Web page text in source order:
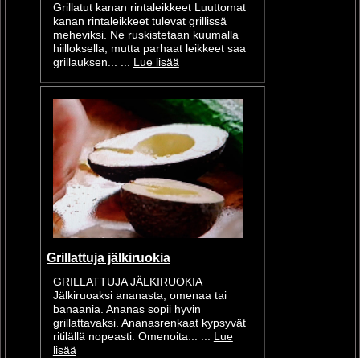
Grillatut kanan rintaleikkeet Luuttomat
kanan rintaleikkeet tulevat grillissä
meheviksi. Ne ruskistetaan kuumalla
hiilloksella, mutta parhaat leikkeet saa
grillauksen... ...
Lue lisää
Grillattuja jälkiruokia
GRILLATTUJA JÄLKIRUOKIA
Jälkiruoaksi ananasta, omenaa tai
banaania. Ananas sopii hyvin
grillattavaksi. Ananasrenkaat kypsyvät
ritilällä nopeasti. Omenoita... ... Lue
lisää